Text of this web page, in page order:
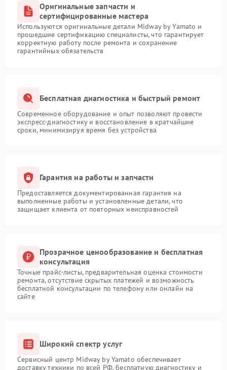
Оригинальные запчасти и
сертифицированные мастера
Используются оригинальные детали Midway by Yamato и
прошедшие сертификацию специалисты, что гарантирует
корректную работу после ремонта и сохранение
гарантийных обязательств
Бесплатная диагностика и быстрый ремонт
Современное оборудование и опыт позволяют провести
экспресс-диагностику и восстановление в кратчайшие
сроки, минимизируя время без устройства
Гарантия на работы и запчасти
Предоставляется документированная гарантия на
выполненные работы и установленные детали, что
защищает клиента от повторных неисправностей
Прозрачное ценообразование и бесплатная
консультация
Точные прайс-листы, предварительная оценка стоимости
ремонта, отсутствие скрытых платежей и возможность
бесплатной консультации по телефону или онлайн на
сайте
Широкий спектр услуг
Сервисный центр Midway by Yamato обеспечивает
доставку техники по всей РФ, бесплатную диагностику и